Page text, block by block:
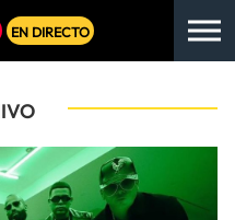
EN DIRECTO